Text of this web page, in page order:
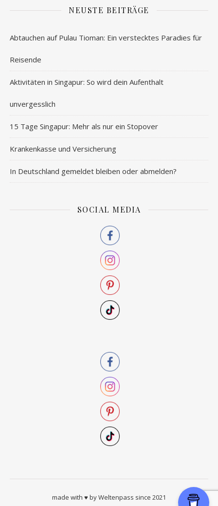
NEUSTE BEITRÄGE
Abtauchen auf Pulau Tioman: Ein verstecktes Paradies für
Reisende
Aktivitäten in Singapur: So wird dein Aufenthalt
unvergesslich
15 Tage Singapur: Mehr als nur ein Stopover
Krankenkasse und Versicherung
In Deutschland gemeldet bleiben oder abmelden?
SOCIAL MEDIA
made with ♥ by Weltenpass since 2021